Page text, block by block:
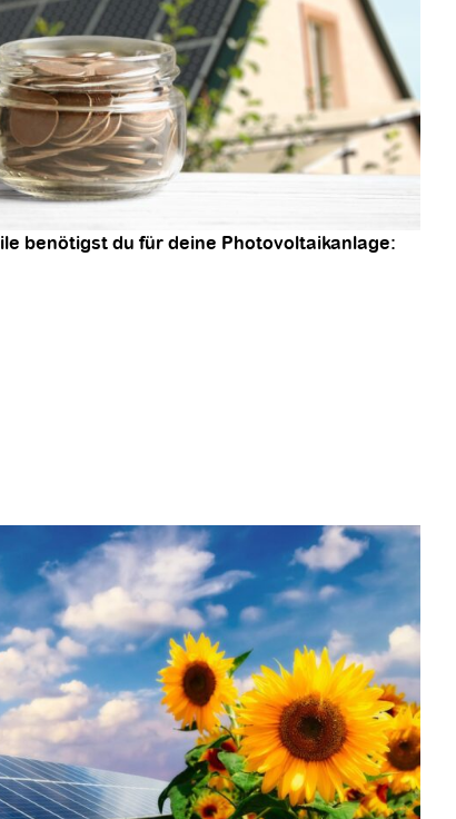
benötigst du für deine Photovoltaikanlage: